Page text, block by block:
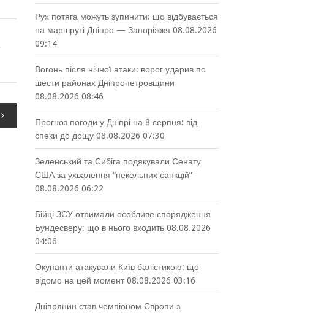
Рух потяга можуть зупинити: що відбувається
на маршруті Дніпро — Запоріжжя 08.08.2026
09:14
Вогонь після нічної атаки: ворог ударив по
шести районах Дніпропетровщини
08.08.2026 08:46
Прогноз погоди у Дніпрі на 8 серпня: від
спеки до дощу 08.08.2026 07:30
Зеленський та Сибіга подякували Сенату
США за ухвалення “пекельних санкцій”
08.08.2026 06:22
Бійці ЗСУ отримали особливе спорядження
Бундесверу: що в нього входить 08.08.2026
04:06
Окупанти атакували Київ балістикою: що
відомо на цей момент 08.08.2026 03:16
Дніпрянин став чемпіоном Європи з